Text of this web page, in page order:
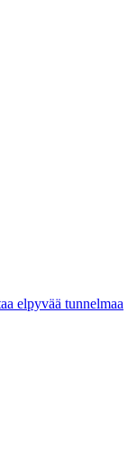
elpyvää tunnelmaa